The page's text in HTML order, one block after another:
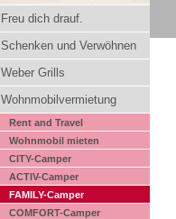
Freu dich drauf.
Schenken und Verwöhnen
Weber Grills
Wohnmobilvermietung
Rent and Travel
Wohnmobil mieten
CITY-Camper
ACTIV-Camper
FAMILY-Camper
COMFORT-Camper